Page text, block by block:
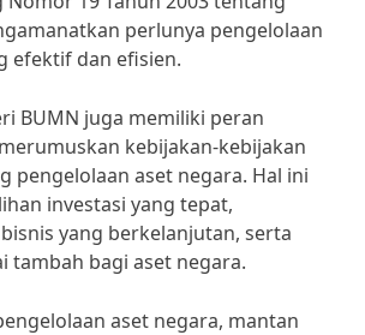
perlunya pengelolaan
efektif dan efisien.
BUMN juga memiliki peran
kebijakan-kebijakan
pengelolaan aset negara. Hal ini
investasi yang tepat,
yang berkelanjutan, serta
tambah bagi aset negara.
aset negara, mantan